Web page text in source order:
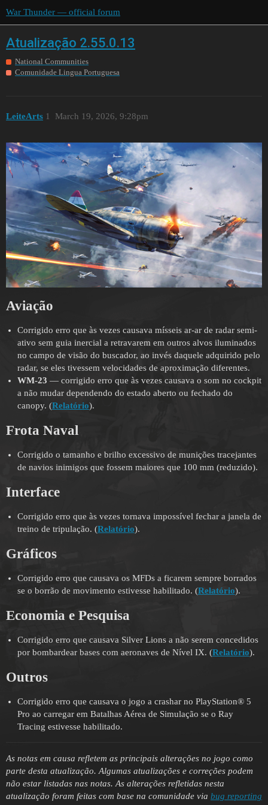
War Thunder — official forum
Atualização 2.55.0.13
National Communities
Comunidade Lingua Portuguesa
LeiteArts March 19, 2026, 9:28pm
1
Aviação
Corrigido erro que às vezes causava mísseis ar-ar de radar semi-
ativo sem guia inercial a retravarem em outros alvos iluminados
no campo de visão do buscador, ao invés daquele adquirido pelo
radar, se eles tivessem velocidades de aproximação diferentes.
WM-23 — corrigido erro que às vezes causava o som no cockpit
a não mudar dependendo do estado aberto ou fechado do
canopy. (Relatório).
Frota Naval
Corrigido o tamanho e brilho excessivo de munições tracejantes
de navios inimigos que fossem maiores que 100 mm (reduzido).
Interface
Corrigido erro que às vezes tornava impossível fechar a janela de
treino de tripulação. (Relatório).
Gráficos
Corrigido erro que causava os MFDs a ficarem sempre borrados
se o borrão de movimento estivesse habilitado. (Relatório).
Economia e Pesquisa
Corrigido erro que causava Silver Lions a não serem concedidos
por bombardear bases com aeronaves de Nível IX. (Relatório).
Outros
Corrigido erro que causava o jogo a crashar no PlayStation® 5
Pro ao carregar em Batalhas Aérea de Simulação se o Ray
Tracing estivesse habilitado.
As notas em causa refletem as principais alterações no jogo como
parte desta atualização. Algumas atualizações e correções podem
não estar listadas nas notas. As alterações refletidas nesta
atualização foram feitas com base na comunidade via bug reporting